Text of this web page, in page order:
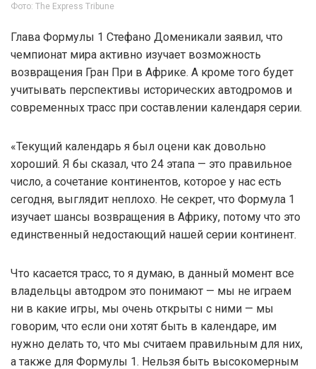
Фото: The Express Tribune
Глава Формулы 1 Стефано Доменикали заявил, что
чемпионат мира активно изучает возможность
возвращения Гран При в Африке. А кроме того будет
учитывать перспективы исторических автодромов и
современных трасс при составлении календаря серии.
«Текущий календарь я был оцени как довольно
хороший. Я бы сказал, что 24 этапа — это правильное
число, а сочетание континентов, которое у нас есть
сегодня, выглядит неплохо. Не секрет, что Формула 1
изучает шансы возвращения в Африку, потому что это
единственный недостающий нашей серии континент.
Что касается трасс, то я думаю, в данный момент все
владельцы автодром это понимают — мы не играем
ни в какие игры, мы очень открыты с ними — мы
говорим, что если они хотят быть в календаре, им
нужно делать то, что мы считаем правильным для них,
а также для Формулы 1. Нельзя быть ​​высокомерным